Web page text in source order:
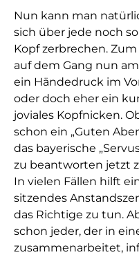
Nun kann man
sich über jede noch
Kopf zerbrechen.
auf dem Gang nun
ein Händedruck im
oder doch eher ein
joviales Kopfnicken.
schon ein „Guten
das bayerische
zu beantworten jetzt
In vielen Fällen hilft
sitzendes
das Richtige zu tun.
schon jeder, der in
zusammenarbeitet,